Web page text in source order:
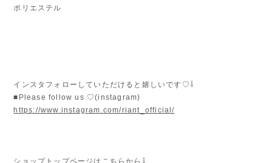
ポリエステル
インスタフォローしていただけると嬉しいです♡⇩
■Please follow us ♡(instagram)
https://www.instagram.com/riant_official/
ショップトップページはこちらから⇩